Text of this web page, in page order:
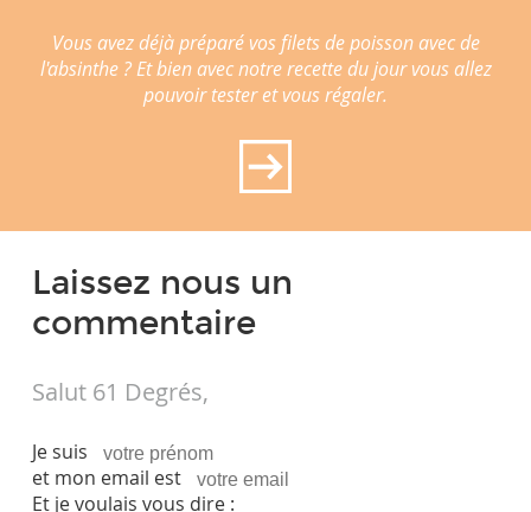
Vous avez déjà préparé vos filets de poisson avec de
l'absinthe ? Et bien avec notre recette du jour vous allez
pouvoir tester et vous régaler.
Laissez nous un
commentaire
Salut 61 Degrés,
Je suis
et mon email est
Et je voulais vous dire :